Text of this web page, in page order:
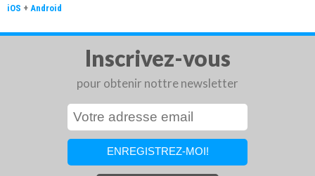
iOS + Android
Inscrivez-vous
pour obtenir nottre newsletter